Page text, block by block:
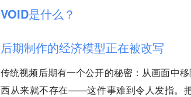
VOID是什么？
后期制作的经济模型正在被改写
传统视频后期有一个公开的秘密：从画面中
西从来就不存在——这件事难到令人发指。